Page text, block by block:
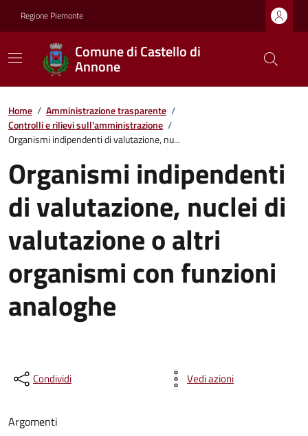
Regione Piemonte
Comune di Castello di
Annone
Home / Amministrazione trasparente /
Controlli e rilievi sull'amministrazione /
Organismi indipendenti di valutazione, nu...
Organismi indipendenti
di valutazione, nuclei di
valutazione o altri
organismi con funzioni
analoghe
Condividi Vedi azioni
Argomenti